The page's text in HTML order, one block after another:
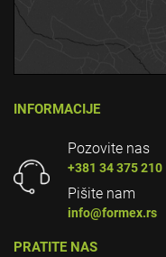
INFORMACIJE
Pozovite nas
+381 34 375 210
Pišite nam
info@formex.rs
PRATITE NAS